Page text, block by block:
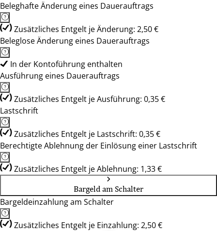
Beleghafte Änderung eines Dauerauftrags
Zusätzliches Entgelt je Änderung: 2,50 €
Beleglose Änderung eines Dauerauftrags
In der Kontoführung enthalten
Ausführung eines Dauerauftrags
Zusätzliches Entgelt je Ausführung: 0,35 €
Lastschrift
Zusätzliches Entgelt je Lastschrift: 0,35 €
Berechtigte Ablehnung der Einlösung einer Lastschrift
Zusätzliches Entgelt je Ablehnung: 1,33 €
Bargeld am Schalter
Bargeldeinzahlung am Schalter
Zusätzliches Entgelt je Einzahlung: 2,50 €